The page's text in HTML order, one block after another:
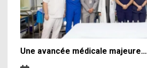
Une avancée médicale majeure…